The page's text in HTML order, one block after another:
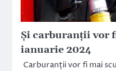
Și carburanții vor
ianuarie 2024
Carburanții vor fi mai